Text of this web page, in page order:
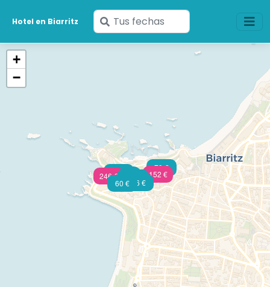
Hotel en Biarritz
Ingresa
tus
246 € 152 €
294 €193 €
66 €
60 €
79 €
+
−